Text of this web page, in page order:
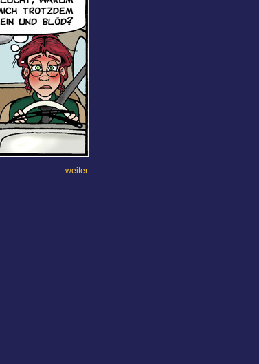
weiter